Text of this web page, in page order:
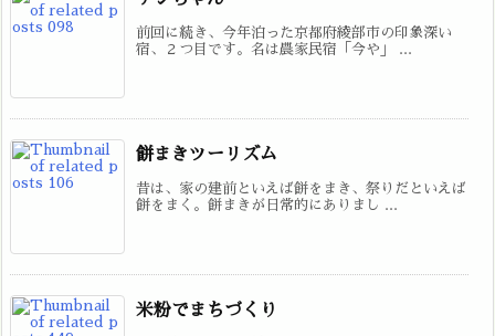
前回に続き、今年泊った京都府綾部市の印象深い
宿、２つ目です。名は農家民宿「今や」 ...
餅まきツーリズム
昔は、家の建前といえば餅をまき、祭りだといえば
餅をまく。餅まきが日常的にありまし ...
米粉でまちづくり